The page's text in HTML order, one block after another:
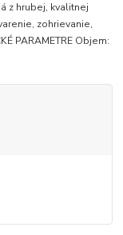
z hrubej, kvalitnej
zohrievanie,
PARAMETRE Objem: